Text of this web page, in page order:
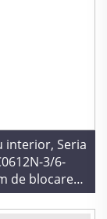
interior, Seria
3/6-
de blocare